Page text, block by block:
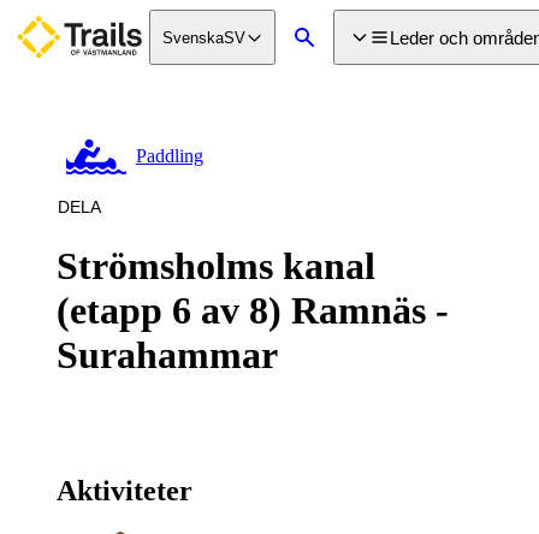
Leder och
Sök
SvenskaSV
Strömsholms kanal
(etapp 6 av 8) Ramnäs -
Surahammar
Paddling
DELA
Aktiviteter